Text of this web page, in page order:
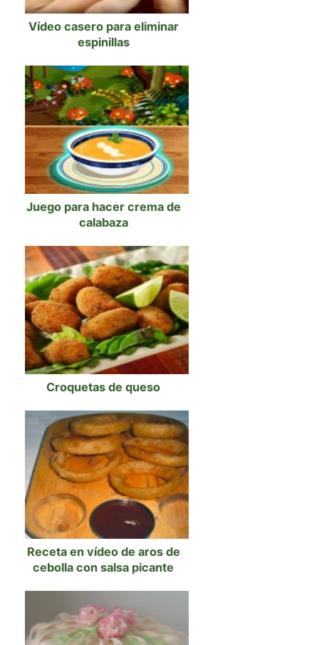
Vídeo casero para eliminar
espinillas
Juego para hacer crema de
calabaza
Croquetas de queso
Receta en vídeo de aros de
cebolla con salsa picante